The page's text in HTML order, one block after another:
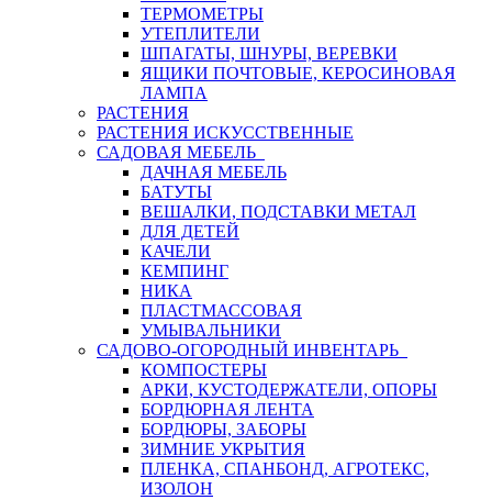
ТЕРМОМЕТРЫ
УТЕПЛИТЕЛИ
ШПАГАТЫ, ШНУРЫ, ВЕРЕВКИ
ЯЩИКИ ПОЧТОВЫЕ, КЕРОСИНОВАЯ
ЛАМПА
РАСТЕНИЯ
РАСТЕНИЯ ИСКУССТВЕННЫЕ
САДОВАЯ МЕБЕЛЬ
ДАЧНАЯ МЕБЕЛЬ
БАТУТЫ
ВЕШАЛКИ, ПОДСТАВКИ МЕТАЛ
ДЛЯ ДЕТЕЙ
КАЧЕЛИ
КЕМПИНГ
НИКА
ПЛАСТМАССОВАЯ
УМЫВАЛЬНИКИ
САДОВО-ОГОРОДНЫЙ ИНВЕНТАРЬ
КОМПОСТЕРЫ
АРКИ, КУСТОДЕРЖАТЕЛИ, ОПОРЫ
БОРДЮРНАЯ ЛЕНТА
БОРДЮРЫ, ЗАБОРЫ
ЗИМНИЕ УКРЫТИЯ
ПЛЕНКА, СПАНБОНД, АГРОТЕКС,
ИЗОЛОН